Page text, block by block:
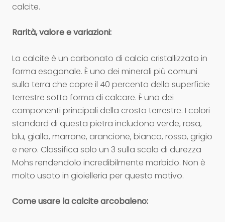
calcite.
Rarità, valore e variazioni:
La calcite è un carbonato di calcio cristallizzato in
forma esagonale. È uno dei minerali più comuni
sulla terra che copre il 40 percento della superficie
terrestre sotto forma di calcare. È uno dei
componenti principali della crosta terrestre. I colori
standard di questa pietra includono verde, rosa,
blu, giallo, marrone, arancione, bianco, rosso, grigio
e nero. Classifica solo un 3 sulla scala di durezza
Mohs rendendolo incredibilmente morbido. Non è
molto usato in gioielleria per questo motivo.
Come usare la calcite arcobaleno: